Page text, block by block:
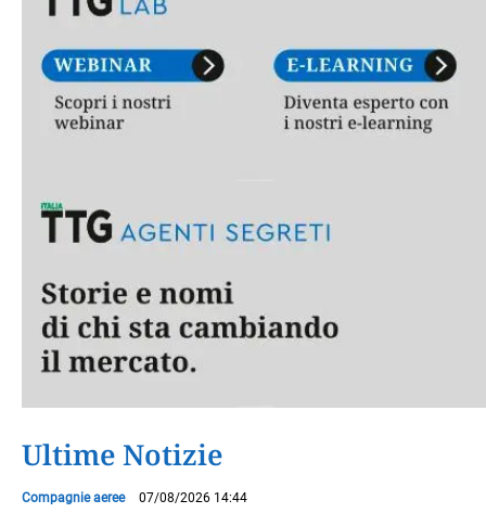
Ultime Notizie
Compagnie aeree 07/08/2026 14:44